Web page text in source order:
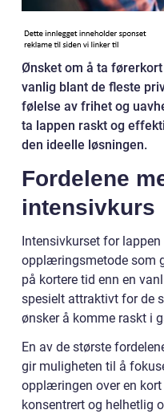
Ønsket om å ta
vanlig blant de fleste
følelse av frihet og
ta lappen raskt og
den ideelle løsningen.
Fordelene
intensivkurs
Intensivkurset for
opplæringsmetode som
på kortere tid enn en
spesielt attraktivt for de
ønsker å komme raskt i
En av de største
gir muligheten til å
opplæringen over en kort
konsentrert og helhetlig